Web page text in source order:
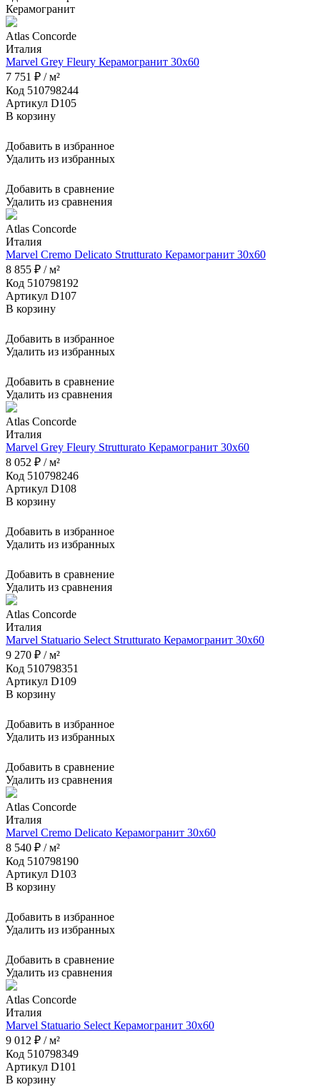
Керамогранит
Atlas Concorde
Италия
Marvel Grey Fleury Керамогранит 30x60
7 751 ₽ / м²
Код 510798244
Артикул D105
В корзину
Добавить в избранное
Удалить из избранных
Добавить в сравнение
Удалить из сравнения
Atlas Concorde
Италия
Marvel Cremo Delicato Strutturato Керамогранит 30x60
8 855 ₽ / м²
Код 510798192
Артикул D107
В корзину
Добавить в избранное
Удалить из избранных
Добавить в сравнение
Удалить из сравнения
Atlas Concorde
Италия
Marvel Grey Fleury Strutturato Керамогранит 30x60
8 052 ₽ / м²
Код 510798246
Артикул D108
В корзину
Добавить в избранное
Удалить из избранных
Добавить в сравнение
Удалить из сравнения
Atlas Concorde
Италия
Marvel Statuario Select Strutturato Керамогранит 30x60
9 270 ₽ / м²
Код 510798351
Артикул D109
В корзину
Добавить в избранное
Удалить из избранных
Добавить в сравнение
Удалить из сравнения
Atlas Concorde
Италия
Marvel Cremo Delicato Керамогранит 30x60
8 540 ₽ / м²
Код 510798190
Артикул D103
В корзину
Добавить в избранное
Удалить из избранных
Добавить в сравнение
Удалить из сравнения
Atlas Concorde
Италия
Marvel Statuario Select Керамогранит 30x60
9 012 ₽ / м²
Код 510798349
Артикул D101
В корзину